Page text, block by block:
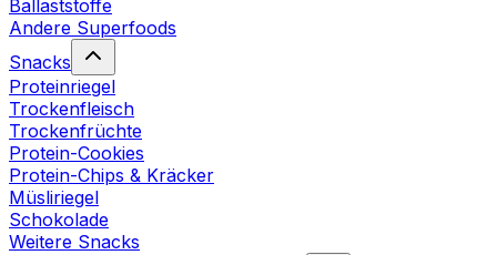
Ballaststoffe
Andere Superfoods
Snacks
Proteinriegel
Trockenfleisch
Trockenfrüchte
Protein-Cookies
Protein-Chips & Kräcker
Müsliriegel
Schokolade
Weitere Snacks